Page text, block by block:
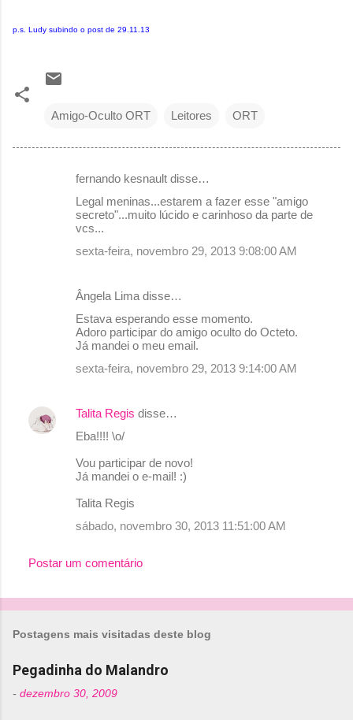
p.s. Ludy subindo o post de 29.11.13
Amigo-Oculto ORT Leitores ORT
s
fernando kesnault disse…
Legal meninas...estarem a fazer esse "amigo
secreto"...muito lúcido e carinhoso da parte de
vcs...
sexta-feira, novembro 29, 2013 9:08:00 AM
Ângela Lima disse…
Estava esperando esse momento.
Adoro participar do amigo oculto do Octeto.
Já mandei o meu email.
sexta-feira, novembro 29, 2013 9:14:00 AM
Talita Regis disse…
Eba!!!! \o/
Vou participar de novo!
Já mandei o e-mail! :)
Talita Regis
sábado, novembro 30, 2013 11:51:00 AM
Postar um comentário
Postagens mais visitadas deste blog
Pegadinha do Malandro
- dezembro 30, 2009